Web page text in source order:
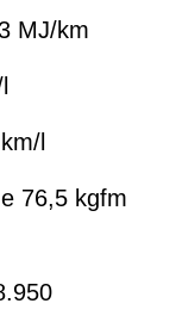
MJ/km
l
76,5 kgfm